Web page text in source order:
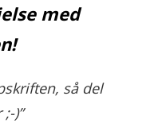
med
så del
)”